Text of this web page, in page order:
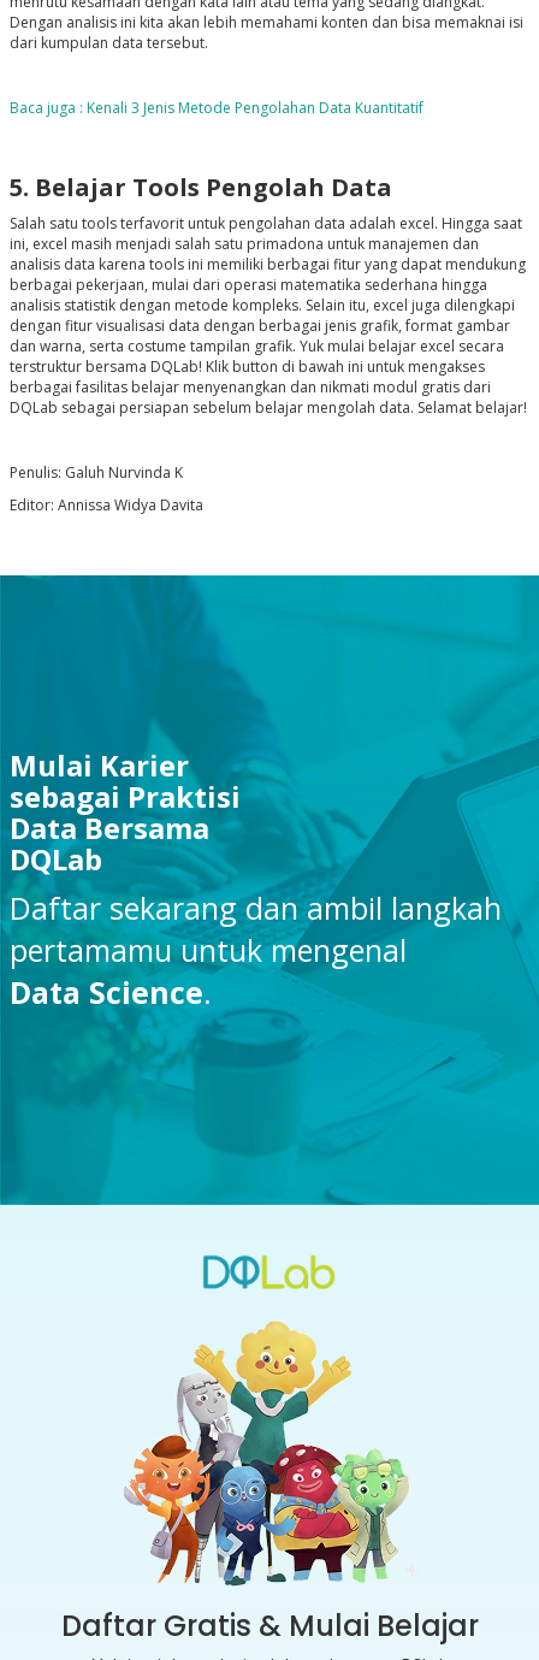
Dengan analisis ini kita akan lebih memahami konten dan bisa memaknai isi
dari kumpulan data tersebut.
Baca juga : Kenali 3 Jenis Metode Pengolahan Data Kuantitatif
5. Belajar Tools Pengolah Data
Salah satu tools terfavorit untuk pengolahan data adalah excel. Hingga saat
ini, excel masih menjadi salah satu primadona untuk manajemen dan
analisis data karena tools ini memiliki berbagai fitur yang dapat mendukung
berbagai pekerjaan, mulai dari operasi matematika sederhana hingga
analisis statistik dengan metode kompleks. Selain itu, excel juga dilengkapi
dengan fitur visualisasi data dengan berbagai jenis grafik, format gambar
dan warna, serta costume tampilan grafik. Yuk mulai belajar excel secara
terstruktur bersama DQLab! Klik button di bawah ini untuk mengakses
berbagai fasilitas belajar menyenangkan dan nikmati modul gratis dari
DQLab sebagai persiapan sebelum belajar mengolah data. Selamat belajar!
Penulis: Galuh Nurvinda K
Editor: Annissa Widya Davita
Mulai Karier
sebagai Praktisi
Data Bersama
DQLab
Daftar sekarang dan ambil langkah
pertamamu untuk mengenal
Data Science.
Daftar Gratis & Mulai Belajar